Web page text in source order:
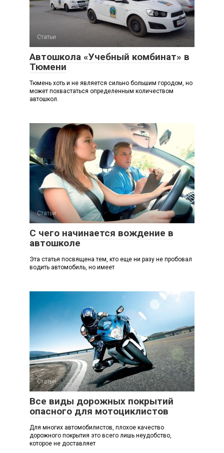
Статьи
Автошкола «Учебный комбинат» в
Тюмени
Тюмень хоть и не является сильно большим городом, но
может похвастаться определенным количеством
автошкол.
Статьи
С чего начинается вождение в
автошколе
Эта статья посвящена тем, кто еще ни разу не пробовал
водить автомобиль, но имеет
Статьи
Все виды дорожных покрытий
опасного для мотоциклистов
Для многих автомобилистов, плохое качество
дорожного покрытия это всего лишь неудобство,
которое не доставляет